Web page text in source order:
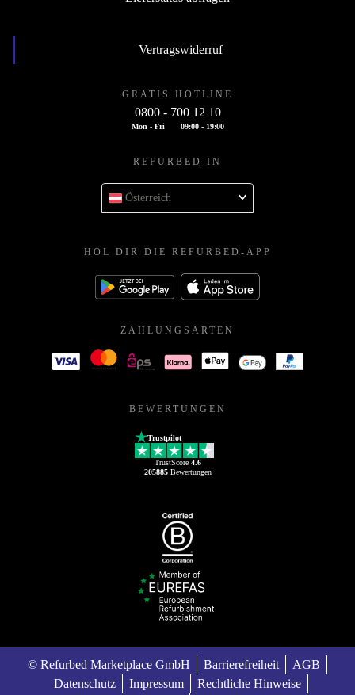
Vertragswiderruf
GRATIS HOTLINE
0800 - 700 12 10
Mon - Fri 09:00 - 19:00
REFURBED IN
Österreich
HOL DIR DIE REFURBED-APP
ZAHLUNGSARTEN
BEWERTUNGEN
Trustpilot
TrustScore 4.6
205885Bewertungen
© Refurbed Marketplace GmbH Barrierefreiheit
AGB
Datenschutz
Impressum Rechtliche Hinweise